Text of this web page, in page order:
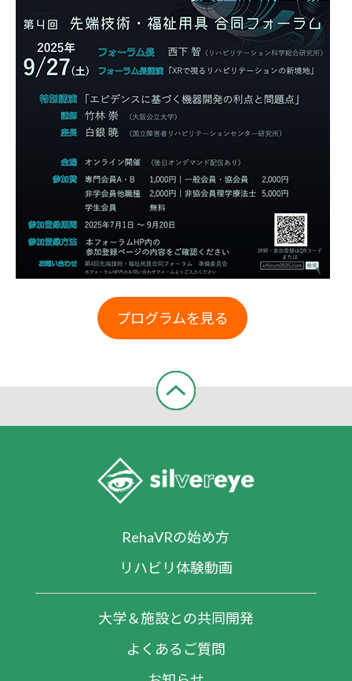
プログラムを見る
RehaVRの始め方
リハビリ体験動画
大学＆施設との共同開発
よくあるご質問